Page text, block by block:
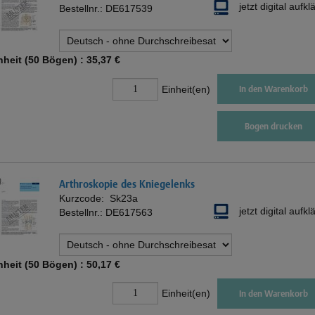
Bestellnr.: DE617539 jetzt digital
(50 Bögen) : 35,37 €
Einheit(en) In den Warenkorb
Bogen drucken
Arthroskopie des Kniegelenks
Kurzcode: Sk23a
Bestellnr.: DE617563 jetzt digital
(50 Bögen) : 50,17 €
Einheit(en) In den Warenkorb